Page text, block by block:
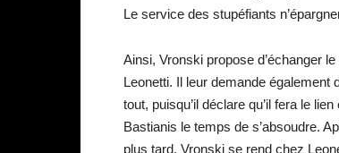
Le service des stupéfiants
Ainsi, Vronski propose d’échanger
Leonetti. Il leur demande également
tout, puisqu’il déclare qu’il fera le
Bastianis le temps de s’absoudre.
plus tard, Vronski se rend chez